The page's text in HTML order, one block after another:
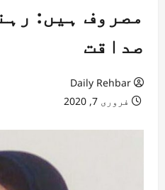
مصروف ہیں:
صداقت
Daily Rehbar
فروری 7, 2020